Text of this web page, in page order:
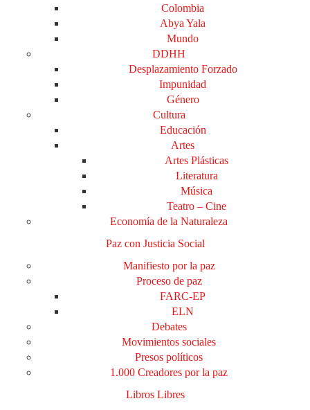
Colombia
Abya Yala
Mundo
DDHH
Desplazamiento Forzado
Impunidad
Género
Cultura
Educación
Artes
Artes Plásticas
Literatura
Música
Teatro – Cine
Economía de la Naturaleza
Paz con Justicia Social
Manifiesto por la paz
Proceso de paz
FARC-EP
ELN
Debates
Movimientos sociales
Presos políticos
1.000 Creadores por la paz
Libros Libres